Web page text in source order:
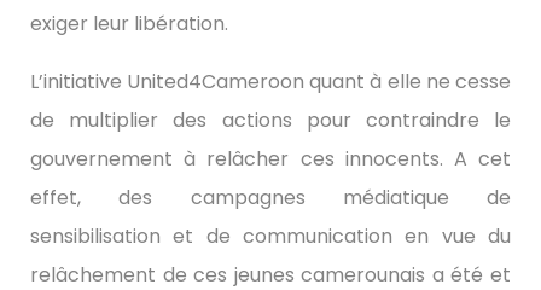
exiger leur libération.
L’initiative United4Cameroon quant à elle ne cesse
de multiplier des actions pour contraindre le
gouvernement à relâcher ces innocents. A cet
effet, des campagnes médiatique de
sensibilisation et de communication en vue du
relâchement de ces jeunes camerounais a été et